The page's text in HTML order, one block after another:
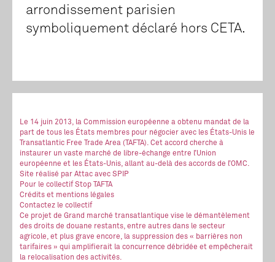
arrondissement parisien
symboliquement déclaré hors CETA.
Le 14 juin 2013, la Commission européenne a obtenu mandat de la
part de tous les États membres pour négocier avec les États-Unis le
Transatlantic Free Trade Area (TAFTA). Cet accord cherche à
instaurer un vaste marché de libre-échange entre l’Union
européenne et les États-Unis, allant au-delà des accords de l’OMC.
Site réalisé par Attac avec SPIP
Pour le collectif Stop TAFTA
Crédits et mentions légales
Contactez le collectif
Ce projet de Grand marché transatlantique vise le démantèlement
des droits de douane restants, entre autres dans le secteur
agricole, et plus grave encore, la suppression des « barrières non
tarifaires » qui amplifierait la concurrence débridée et empêcherait
la relocalisation des activités.